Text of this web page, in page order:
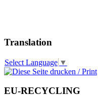
Translation
Select Language ▼
EU-RECYCLING